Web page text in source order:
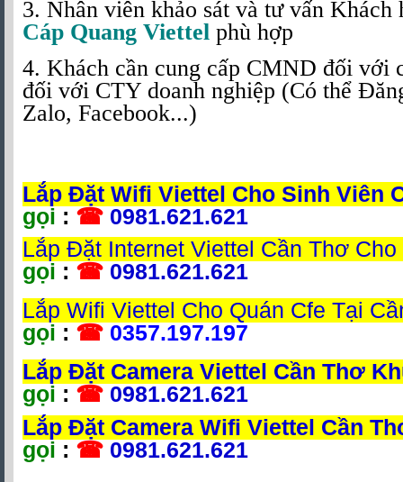
3. Nhân viên khảo sát và tư vấn Khách
Cáp Quang Viettel phù hợp
4. Khách cần cung cấp CMND đối với
đối với CTY doanh nghiệp (Có thể
Zalo, Facebook...)
Lắp Đặt Wifi Viettel Cho Sinh Viên
gọi : ☎ 0981.621.621
Lắp Đặt Internet Viettel Cần Thơ
gọi : ☎ 0981.621.621
Lắp Wifi Viettel Cho Quán Cfe Tại
gọi : ☎ 0357.197.197
Lắp Đặt Camera Viettel Cần Thơ
gọi : ☎ 0981.621.621
Lắp Đặt Camera Wifi Viettel Cần
gọi : ☎ 0981.621.621